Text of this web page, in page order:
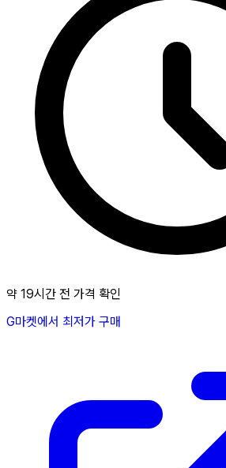
약 19시간 전 가격 확인
G마켓에서 최저가 구매